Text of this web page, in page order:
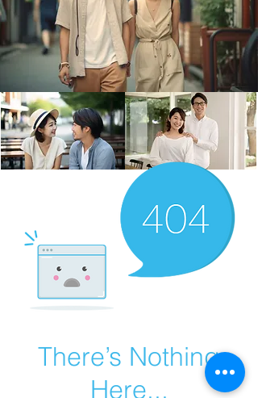
There’s Nothing
Here...